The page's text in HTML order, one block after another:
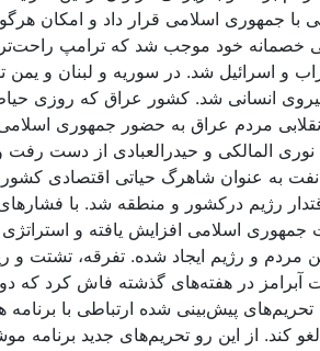
با جمهوری اسلامی قرار داد و امکان
خود موجب شد که ترامپ راحت‌تر
و اسرائیل شد. در سوریه و لبنان و
انسانی شد. کشور عراق که روزی
مردم عراق به حضور جمهوری
نوری المالکی و حیدرالعبادی از دست
به عنوان شاهرگ حیاتی اقتصادی
رژیم درکشور و منطقه شد. با فشارهای
اسلامی افزایش یافته و
و رژیم ایجاد شده. تفرقه، تشتت و
تحریم‌های پیش‌بینی شده ارتباطی با
کند. از این رو تحریم‌های جدید